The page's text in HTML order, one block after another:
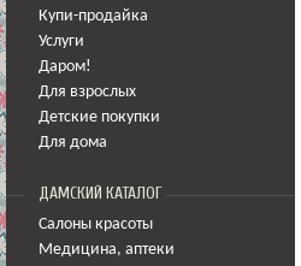
Купи-продайка
Услуги
Даром!
Для взрослых
Детские покупки
Для дома
ДАМСКИЙ КАТАЛОГ
Салоны красоты
Медицина, аптеки